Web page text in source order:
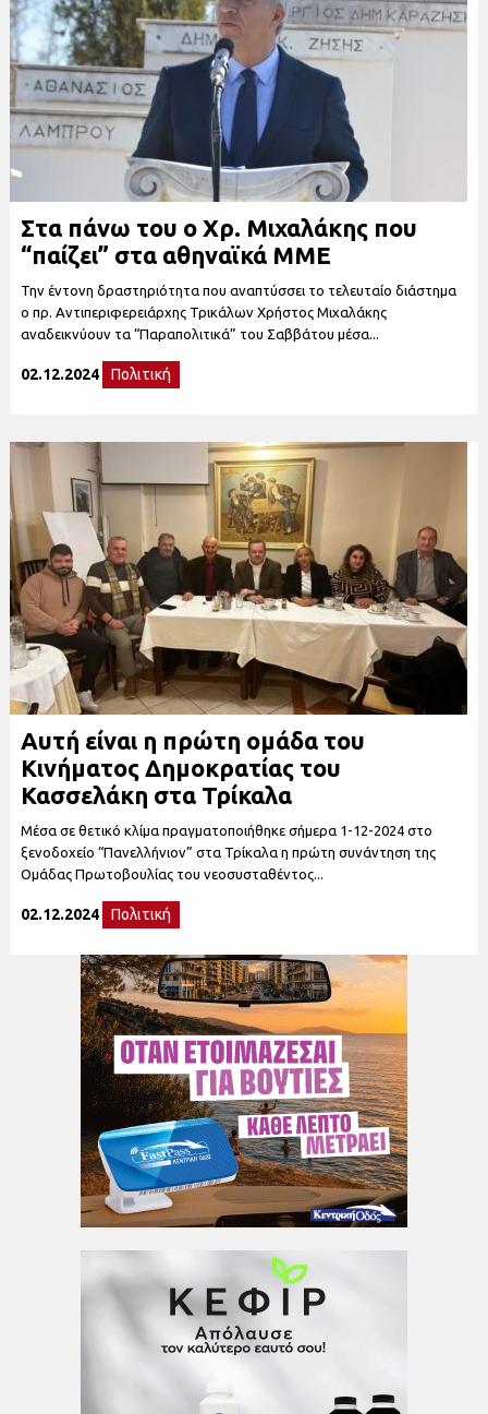
Στα πάνω του ο Χρ. Μιχαλάκης που
“παίζει” στα αθηναϊκά ΜΜΕ
Την έντονη δραστηριότητα που αναπτύσσει το τελευταίο διάστημα
ο πρ. Αντιπεριφερειάρχης Τρικάλων Χρήστος Μιχαλάκης
αναδεικνύουν τα “Παραπολιτικά” του Σαββάτου μέσα...
02.12.2024 Πολιτική
Αυτή είναι η πρώτη ομάδα του
Κινήματος Δημοκρατίας του
Κασσελάκη στα Τρίκαλα
Μέσα σε θετικό κλίμα πραγματοποιήθηκε σήμερα 1-12-2024 στο
ξενοδοχείο “Πανελλήνιον” στα Τρίκαλα η πρώτη συνάντηση της
Ομάδας Πρωτοβουλίας του νεοσυσταθέντος...
02.12.2024 Πολιτική